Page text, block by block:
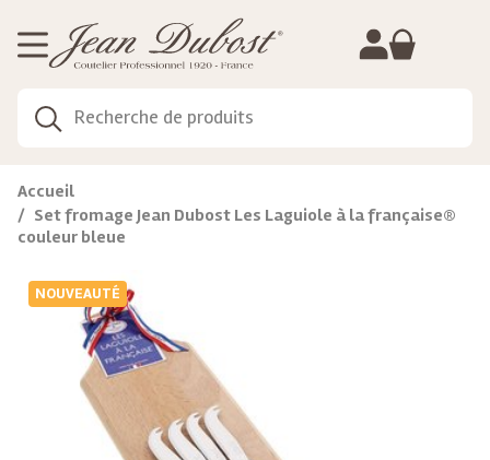
Accueil
Set fromage Jean Dubost Les Laguiole à la française®
couleur bleue
NOUVEAUTÉ
Gestion de vos préférences sur les cookies